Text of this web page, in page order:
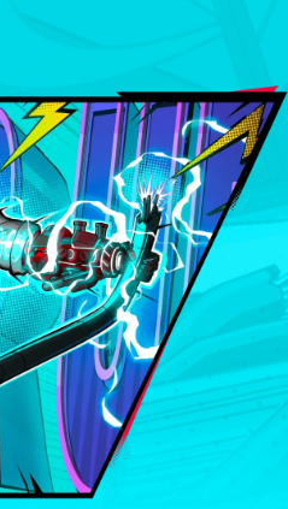
DO
muzyki – od
i walcz,
dopasowują się do
walka wzmacnia